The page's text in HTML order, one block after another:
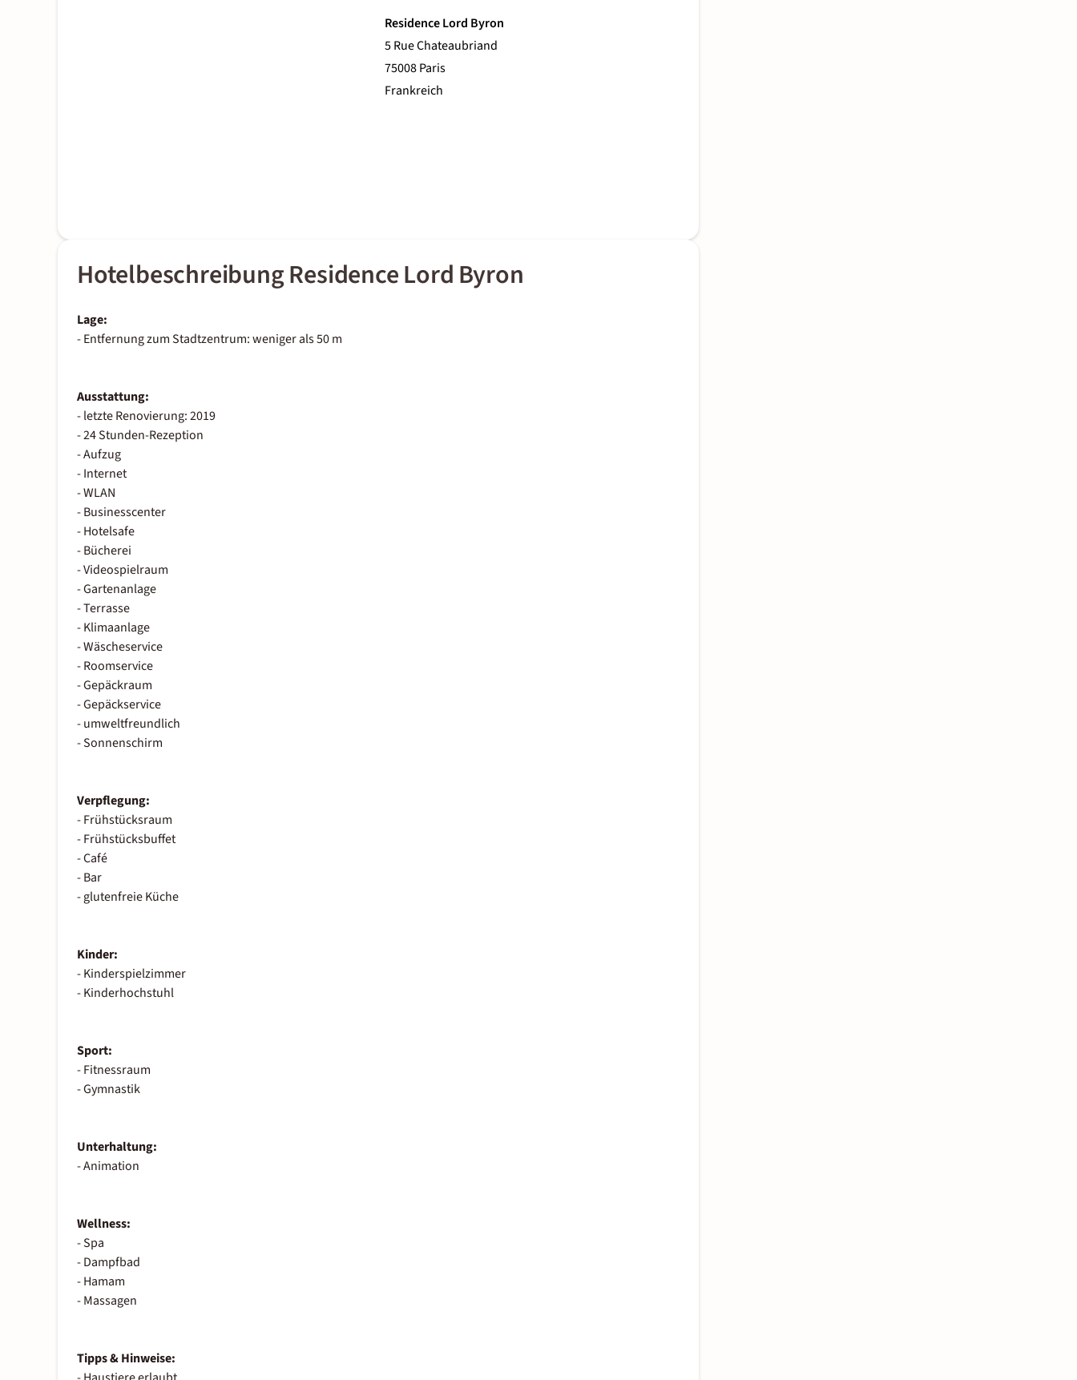
Residence Lord Byron
5 Rue Chateaubriand
75008 Paris
Frankreich
Hotelbeschreibung Residence Lord Byron
Lage:
- Entfernung zum Stadtzentrum: weniger als 50 m
Ausstattung:
- letzte Renovierung: 2019
- 24 Stunden-Rezeption
- Aufzug
- Internet
- WLAN
- Businesscenter
- Hotelsafe
- Bücherei
- Videospielraum
- Gartenanlage
- Terrasse
- Klimaanlage
- Wäscheservice
- Roomservice
- Gepäckraum
- Gepäckservice
- umweltfreundlich
- Sonnenschirm
Verpflegung:
- Frühstücksraum
- Frühstücksbuffet
- Café
- Bar
- glutenfreie Küche
Kinder:
- Kinderspielzimmer
- Kinderhochstuhl
Sport:
- Fitnessraum
- Gymnastik
Unterhaltung:
- Animation
Wellness:
- Spa
- Dampfbad
- Hamam
- Massagen
Tipps & Hinweise: